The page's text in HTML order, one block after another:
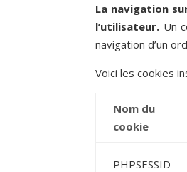
La navigation
l’utilisateur. Un
navigation d’un
Voici les cookies
Nom du
cookie
PHPSESSID